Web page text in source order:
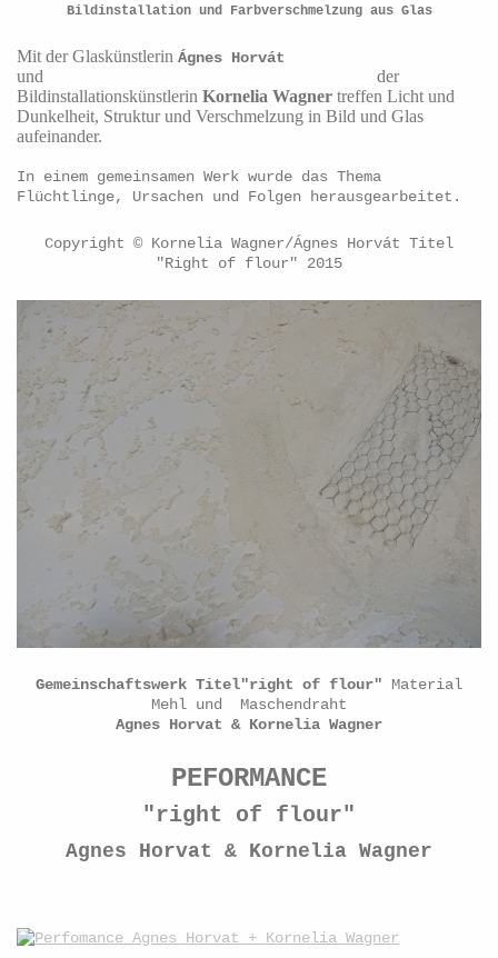
Bildinstallation und Farbverschmelzung aus Glas
Mit der Glaskünstlerin Ágnes Horvát
und der
Bildinstallationskünstlerin Kornelia Wagner treffen Licht und
Dunkelheit, Struktur und Verschmelzung in Bild und Glas
aufeinander.
In einem gemeinsamen Werk wurde das Thema
Flüchtlinge, Ursachen und Folgen herausgearbeitet.
Copyright © Kornelia Wagner/Ágnes Horvát Titel
"Right of flour" 2015
Gemeinschaftswerk Titel"right of flour" Material
Mehl und Maschendraht
Agnes Horvat & Kornelia Wagner
PEFORMANCE
"right of flour"
Agnes Horvat & Kornelia Wagner